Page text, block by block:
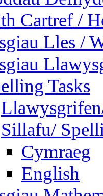
Cartref /
Lles /
Tasks
Sillafu/
Cymraeg
English